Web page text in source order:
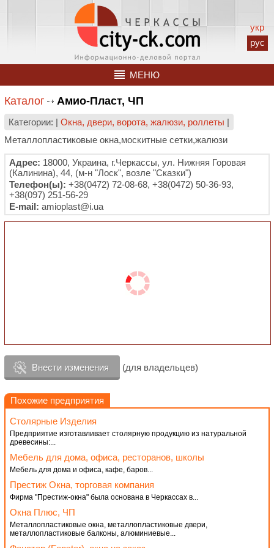
укр
рус
МЕНЮ
Каталог Амио-Пласт, ЧП
Категории: | Окна, двери, ворота, жалюзи, роллеты |
Металлопластиковые окна,москитные сетки,жалюзи
Адрес: 18000, Украина, г.Черкассы, ул. Нижняя Горовая
(Калинина), 44, (м-н "Лоск", возле "Сказки")
Телефон(ы): +38(0472) 72-08-68, +38(0472) 50-36-93,
+38(097) 251-56-29
E-mail: amioplast@i.ua
Внести изменения (для владельцев)
Похожие предприятия
Столярные Изделия
Предприятие изготавливает столярную продукцию из натуральной
древесины:...
Мебель для дома, офиса, ресторанов, школы
Мебель для дома и офиса, кафе, баров...
Престиж Окна, торговая компания
Фирма "Престиж-окна" была основана в Черкассах в...
Окна Плюс, ЧП
Металлопластиковые окна, металлопластиковые двери,
металлопластиковые балконы, алюминиевые...